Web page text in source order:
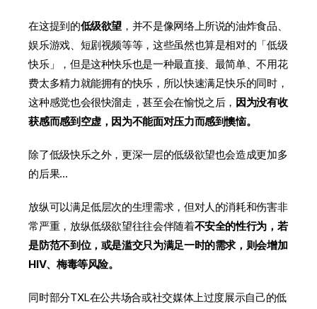
在这提到的低级欲望 ，并不是像网络上所说的油炸食品、
娱乐游戏、短剧视频等等，这些虽然也算是相对的「低级
快乐」，但是这种快乐也是一种最直接、最简单、不用花
费太多精力就能拥有的快乐，所以快速满足快乐的同时，
这种感觉也会很快溜走，甚至会在愉悦之后， 因为没有收
获感而感到空虚，因为不能面对压力而感到懊恼。
除了低级快乐之外，更深一层的低级欲望也会造成更加多
的后果…
放纵可以满足低层次的生理需求，但对人的消耗和伤害非
常严重，放纵低级欲望往往会伴随着不安全的性行为，若
是防范不到位，或是滥交只为满足一时的需求，则会增加
HIV、梅毒等风险。
同时部分TXL在公共场合或社交媒体上过度展示自己的低